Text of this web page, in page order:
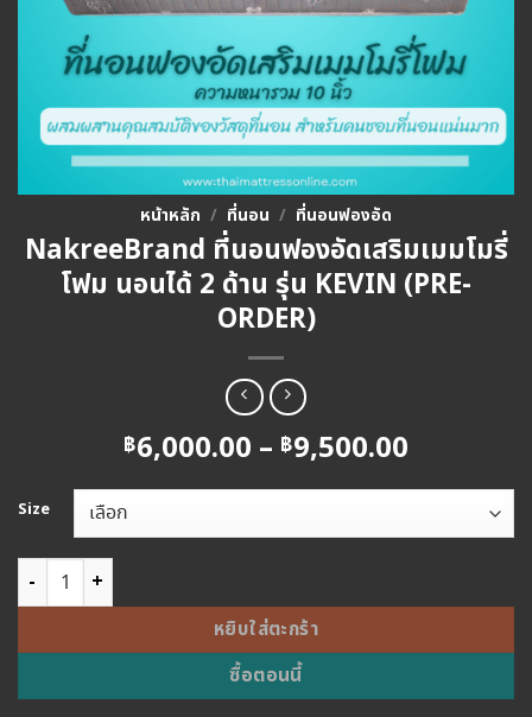
หน้าหลัก / ที่นอน / ที่นอนฟองอัด
NakreeBrand ที่นอนฟองอัดเสริมเมมโมรี่
โฟม นอนได้ 2 ด้าน รุ่น KEVIN (PRE-
ORDER)
฿6,000.00 – ฿9,500.00
฿
through
Size
จำนวน NakreeBrand ที่นอนฟองอัดเสริมเมมโมรี่โฟม นอนได้ 2 ด้าน รุ่
หยิบใส่ตะกร้า
ซื้อตอนนี้